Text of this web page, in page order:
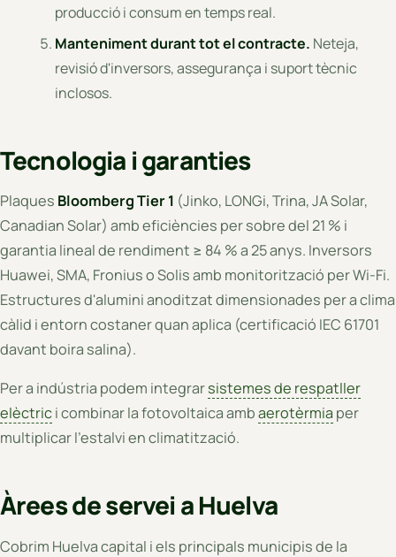
producció i consum en temps real.
Manteniment durant tot el contracte. Neteja,
revisió d'inversors, assegurança i suport tècnic
inclosos.
Tecnologia i garanties
Plaques Bloomberg Tier 1 (Jinko, LONGi, Trina, JA Solar,
Canadian Solar) amb eficiències per sobre del 21 % i
garantia lineal de rendiment ≥ 84 % a 25 anys. Inversors
Huawei, SMA, Fronius o Solis amb monitorització per Wi-Fi.
Estructures d'alumini anoditzat dimensionades per a clima
càlid i entorn costaner quan aplica (certificació IEC 61701
davant boira salina).
Per a indústria podem integrarsistemes de respatller
elèctrici combinar la fotovoltaica ambaerotèrmia per
multiplicar l'estalvi en climatització.
Àrees de servei a Huelva
Cobrim Huelva capital i els principals municipis de la